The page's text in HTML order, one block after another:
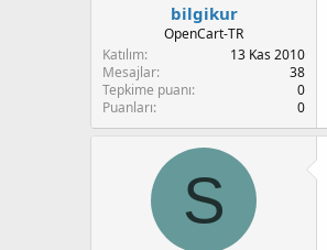
bilgikur
OpenCart-TR
Katılım
13 Kas 2010
Mesajlar
38
Tepkime puanı
0
Puanları
0
S